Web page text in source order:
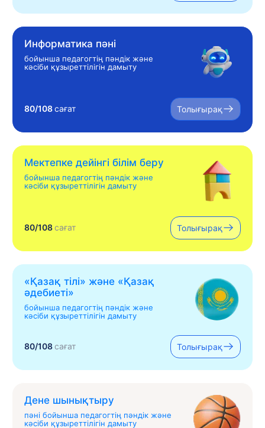
Информатика пәні
бойынша педагогтің пәндік және
кәсіби құзыреттілігін дамыту
80/108сағат Толығырақ
Мектепке дейінгі білім беру
бойынша педагогтің пәндік және
кәсіби құзыреттілігін дамыту
80/108сағат Толығырақ
«Қазақ тілі» жəне «Қазақ
əдебиеті»
бойынша педагогтің пәндік және
кәсіби құзыреттілігін дамыту
80/108сағат Толығырақ
Дене шынықтыру
пәні бойынша педагогтің пәндік және
кәсіби құзыреттілігін дамыту